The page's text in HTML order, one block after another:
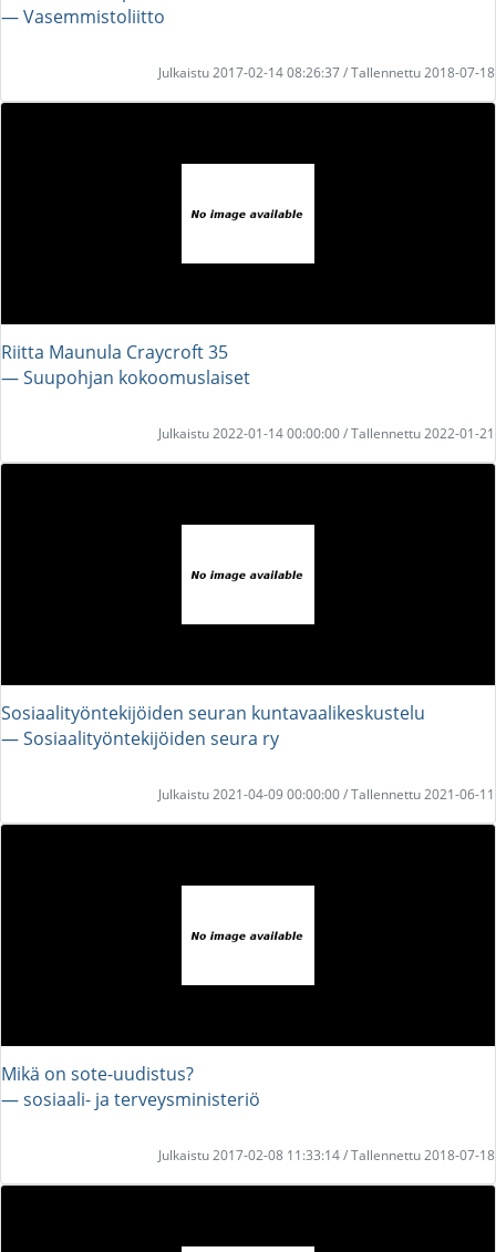
― Vasemmistoliitto
Julkaistu 2017-02-14 08:26:37 / Tallennettu 2018-07-18
Riitta Maunula Craycroft 35
― Suupohjan kokoomuslaiset
Julkaistu 2022-01-14 00:00:00 / Tallennettu 2022-01-21
Sosiaalityöntekijöiden seuran kuntavaalikeskustelu
― Sosiaalityöntekijöiden seura ry
Julkaistu 2021-04-09 00:00:00 / Tallennettu 2021-06-11
Mikä on sote-uudistus?
― sosiaali- ja terveysministeriö
Julkaistu 2017-02-08 11:33:14 / Tallennettu 2018-07-18